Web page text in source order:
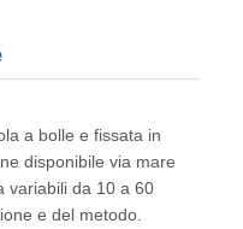
a bolle e fissata in
disponibile via mare
variabili da 10 a 60
e del metodo.